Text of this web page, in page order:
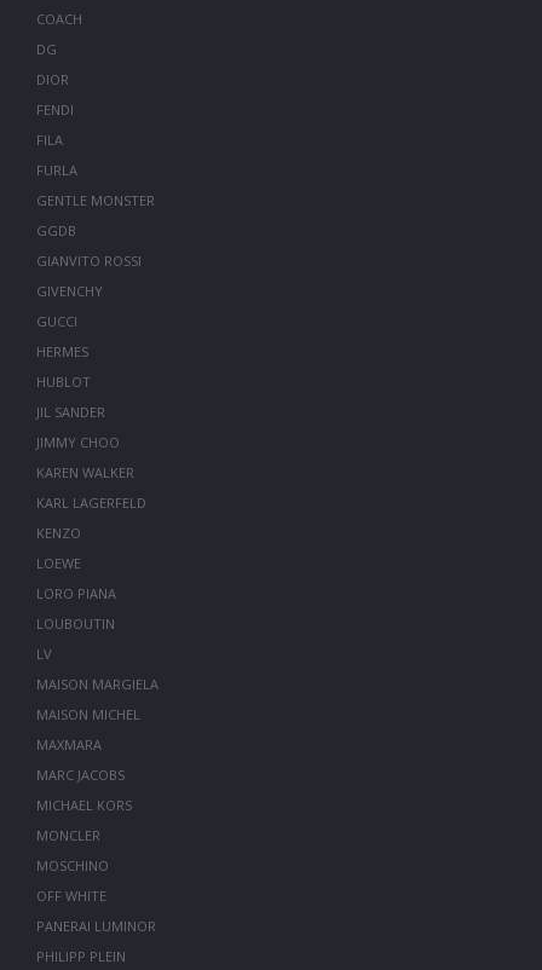
COACH
DG
DIOR
FENDI
FILA
FURLA
GENTLE MONSTER
GGDB
GIANVITO ROSSI
GIVENCHY
GUCCI
HERMES
HUBLOT
JIL SANDER
JIMMY CHOO
KAREN WALKER
KARL LAGERFELD
KENZO
LOEWE
LORO PIANA
LOUBOUTIN
LV
MAISON MARGIELA
MAISON MICHEL
MAXMARA
MARC JACOBS
MICHAEL KORS
MONCLER
MOSCHINO
OFF WHITE
PANERAI LUMINOR
PHILIPP PLEIN